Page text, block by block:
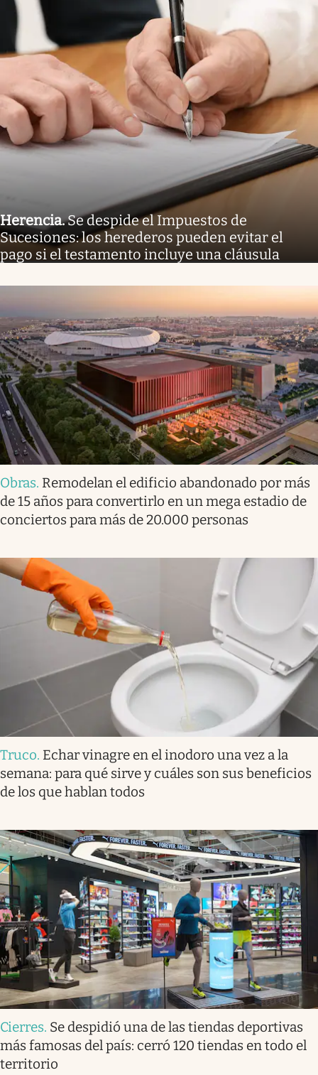
Herencia.Se despide el Impuestos de
Sucesiones: los herederos pueden evitar el
pago si el testamento incluye una cláusula
Obras. Remodelan el edificio abandonado por más
de 15 años para convertirlo en un mega estadio de
conciertos para más de 20.000 personas
Truco. Echar vinagre en el inodoro una vez a la
semana: para qué sirve y cuáles son sus beneficios
de los que hablan todos
Cierres. Se despidió una de las tiendas deportivas
más famosas del país: cerró 120 tiendas en todo el
territorio